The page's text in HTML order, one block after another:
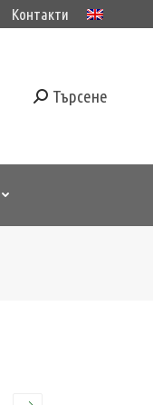
Контакти
Търсене